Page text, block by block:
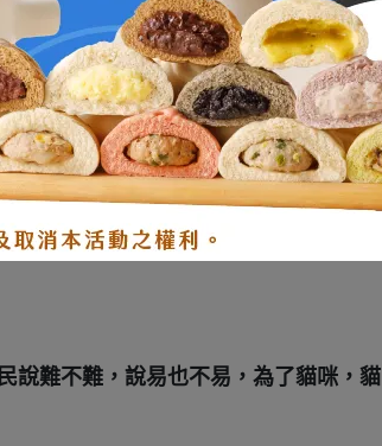
說難不難，說易也不易，為了貓咪，貓